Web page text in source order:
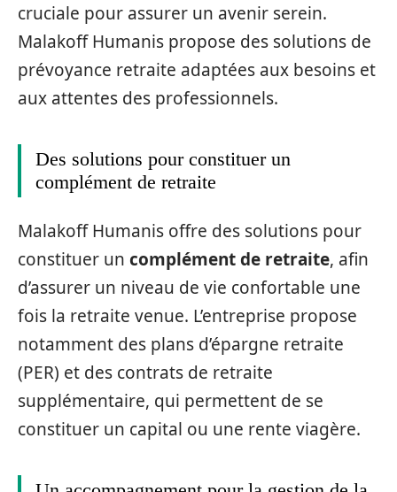
cruciale pour assurer un avenir serein.
Malakoff Humanis propose des solutions de
prévoyance retraite adaptées aux besoins et
aux attentes des professionnels.
Des solutions pour constituer un
complément de retraite
Malakoff Humanis offre des solutions pour
constituer un complément de retraite, afin
d’assurer un niveau de vie confortable une
fois la retraite venue. L’entreprise propose
notamment des plans d’épargne retraite
(PER) et des contrats de retraite
supplémentaire, qui permettent de se
constituer un capital ou une rente viagère.